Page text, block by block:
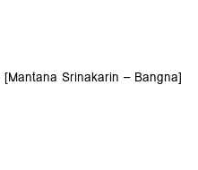
Srinakarin – Bangna]